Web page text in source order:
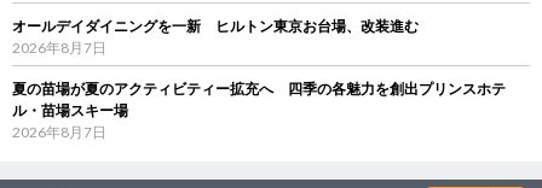
オールデイダイニングを一新 ヒルトン東京お台場、改装進む
2026年8月7日
夏の苗場が夏のアクティビティー拡充へ 四季の各魅力を創出プリンスホテ
ル・苗場スキー場
2026年8月7日